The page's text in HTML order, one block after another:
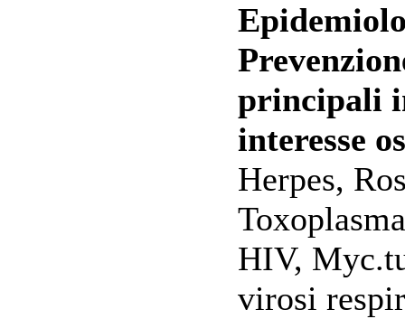
principali
interesse
Herpes,
HIV,
virosi